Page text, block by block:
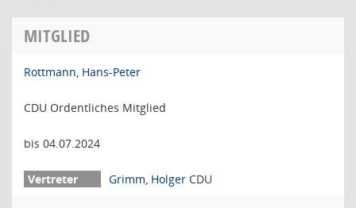
MITGLIED
Rottmann, Hans-Peter
CDU Ordentliches Mitglied
bis 04.07.2024
Grimm, Holger CDU